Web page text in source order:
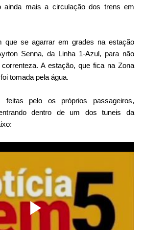
ainda mais a circulação dos trens em
que se agarrar em grades na estação
Senna, da Linha 1-Azul, para não
A estação, que fica na Zona
tomada pela água.
feitas pelo os próprios passageiros,
dentro de um dos tuneis da